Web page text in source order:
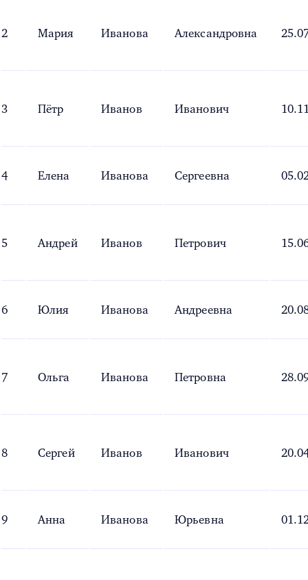
2 Мария Иванова Александровна
3 Пётр Иванов Иванович
4 Елена Иванова Сергеевна
5 Андрей Иванов Петрович
6 Юлия Иванова Андреевна
7 Ольга Иванова Петровна
8 Сергей Иванов Иванович
9 Анна Иванова Юрьевна